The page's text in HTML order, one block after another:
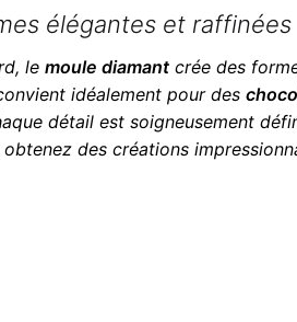
élégantes et raffinées
le moule diamantcrée des
idéalement pour des
détail est soigneusement
des créations